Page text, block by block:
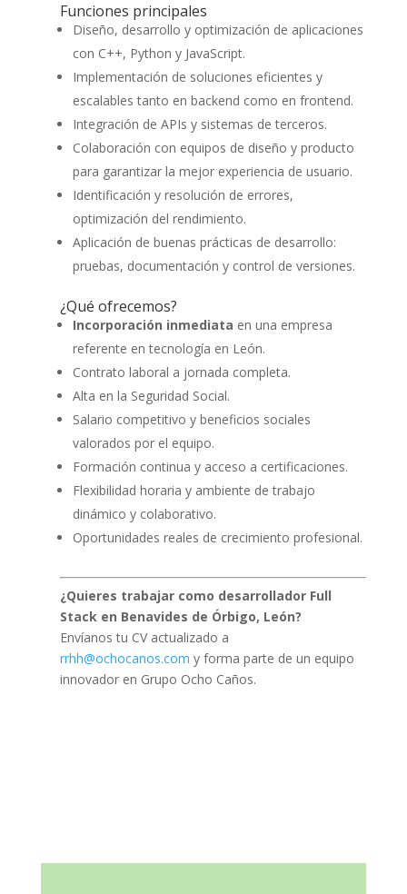
Funciones principales
Diseño, desarrollo y optimización de aplicaciones
con C++, Python y JavaScript.
Implementación de soluciones eficientes y
escalables tanto en backend como en frontend.
Integración de APIs y sistemas de terceros.
Colaboración con equipos de diseño y producto
para garantizar la mejor experiencia de usuario.
Identificación y resolución de errores,
optimización del rendimiento.
Aplicación de buenas prácticas de desarrollo:
pruebas, documentación y control de versiones.
¿Qué ofrecemos?
Incorporación inmediata en una empresa
referente en tecnología en León.
Contrato laboral a jornada completa.
Alta en la Seguridad Social.
Salario competitivo y beneficios sociales
valorados por el equipo.
Formación continua y acceso a certificaciones.
Flexibilidad horaria y ambiente de trabajo
dinámico y colaborativo.
Oportunidades reales de crecimiento profesional.
¿Quieres trabajar como desarrollador Full
Stack en Benavides de Órbigo, León?
Envíanos tu CV actualizado a
rrhh@ochocanos.com y forma parte de un equipo
innovador en Grupo Ocho Caños.